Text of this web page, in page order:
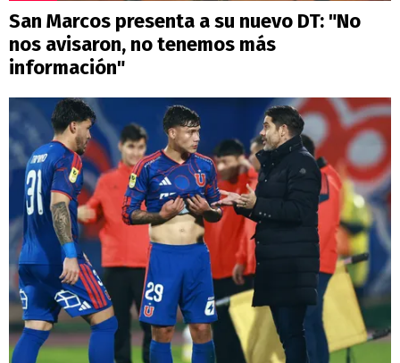
San Marcos presenta a su nuevo DT: "No
nos avisaron, no tenemos más
información"